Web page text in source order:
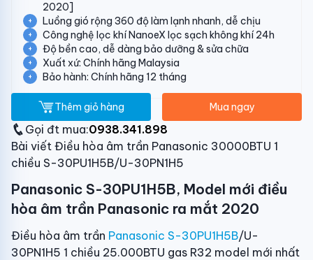
2020]
Luồng gió rộng 360 độ làm lạnh nhanh, dễ chịu
Công nghệ lọc khí NanoeX lọc sạch không khí 24h
Độ bền cao, dễ dàng bảo dưỡng & sửa chữa
Xuất xứ: Chính hãng Malaysia
Bảo hành: Chính hãng 12 tháng
Thêm giỏ hàng Mua ngay
Gọi đt mua:0938.341.898
Bài viết Điều hòa âm trần Panasonic 30000BTU 1
chiều S-30PU1H5B/U-30PN1H5
Panasonic S-30PU1H5B, Model mới điều
hòa âm trần Panasonic ra mắt 2020
Điều hòa âm trần Panasonic S-30PU1H5B/U-
30PN1H5 1 chiều 25.000BTU gas R32 model mới nhất